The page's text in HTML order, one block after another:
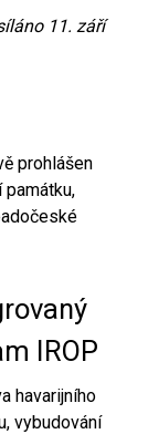
11. září
prohlášen
IROP
havarijního
vybudování